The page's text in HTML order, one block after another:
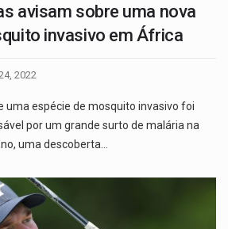
avisam sobre uma nova
invasivo em África
2022
uma espécie de mosquito invasivo foi
por um grande surto de malária na
uma descoberta…